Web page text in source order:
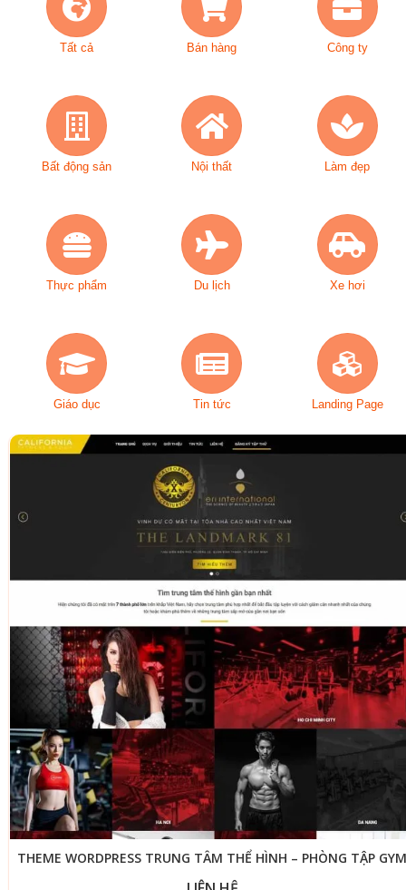
Tất cả Bán hàng Công ty
Bất động sản Nội thất Làm đẹp
Thực phẩm Du lịch Xe hơi
Giáo dục Tin tức Landing Page
THEME WORDPRESS TRUNG TÂM THỂ HÌNH – PHÒNG TẬP GYM